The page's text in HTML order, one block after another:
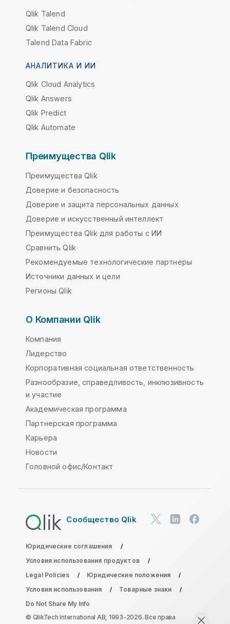
Qlik Talend
Qlik Talend Cloud
Talend Data Fabric
АНАЛИТИКА И ИИ
Qlik Cloud Analytics
Qlik Answers
Qlik Predict
Qlik Automate
Преимущества Qlik
Преимущества Qlik
Доверие и безопасность
Доверие и защита персональных данных
Доверие и искусственный интеллект
Преимущества Qlik для работы с ИИ
Сравнить Qlik
Рекомендуемые технологические партнеры
Источники данных и цели
Регионы Qlik
О Компании Qlik
Компания
Лидерство
Корпоративная социальная ответственность
Разнообразие, справедливость, инклюзивность
и участие
Академическая программа
Партнерская программа
Карьера
Новости
Головной офис/Контакт
Сообщество Qlik
Юридические соглашения
Условия использования продуктов
Legal Policies
Юридические положения
Условия использования
Товарные знаки
Do Not Share My Info
© QlikTech International AB, 1993-2026. Все права